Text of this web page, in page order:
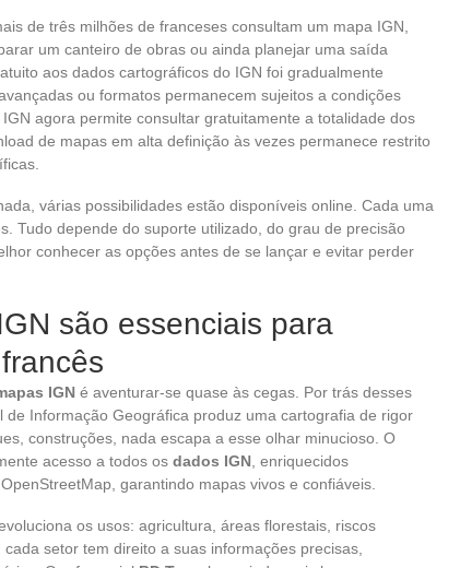
de três milhões de franceses consultam um mapa IGN,
um canteiro de obras ou ainda planejar uma saída
aos dados cartográficos do IGN foi gradualmente
ou formatos permanecem sujeitos a condições
agora permite consultar gratuitamente a totalidade dos
de mapas em alta definição às vezes permanece restrito
várias possibilidades estão disponíveis online. Cada uma
Tudo depende do suporte utilizado, do grau de precisão
conhecer as opções antes de se lançar e evitar perder
são essenciais para
IGN é aventurar-se quase às cegas. Por trás desses
Informação Geográfica produz uma cartografia de rigor
construções, nada escapa a esse olhar minucioso. O
acesso a todos os dados IGN , enriquecidos
garantindo mapas vivos e confiáveis.
os usos: agricultura, áreas florestais, riscos
setor tem direito a suas informações precisas,